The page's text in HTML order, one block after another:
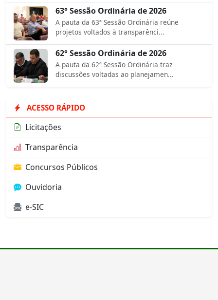
63° Sessão Ordinária de 2026
A pauta da 63ª Sessão Ordinária reúne
projetos voltados à transparênci...
62° Sessão Ordinária de 2026
A pauta da 62ª Sessão Ordinária traz
discussões voltadas ao planejamen...
ACESSO RÁPIDO
Licitações
Transparência
Concursos Públicos
Ouvidoria
e-SIC